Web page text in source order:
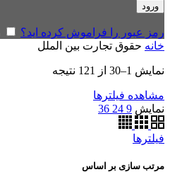
ورود
رمز عبور را فراموش کرده اید؟
خانه حقوق تجارت بین الملل
نمایش 1–30 از 121 نتیجه
مشاهده فیلترها
نمایش 9
24
36
فیلترها
مرتب سازی بر اساس